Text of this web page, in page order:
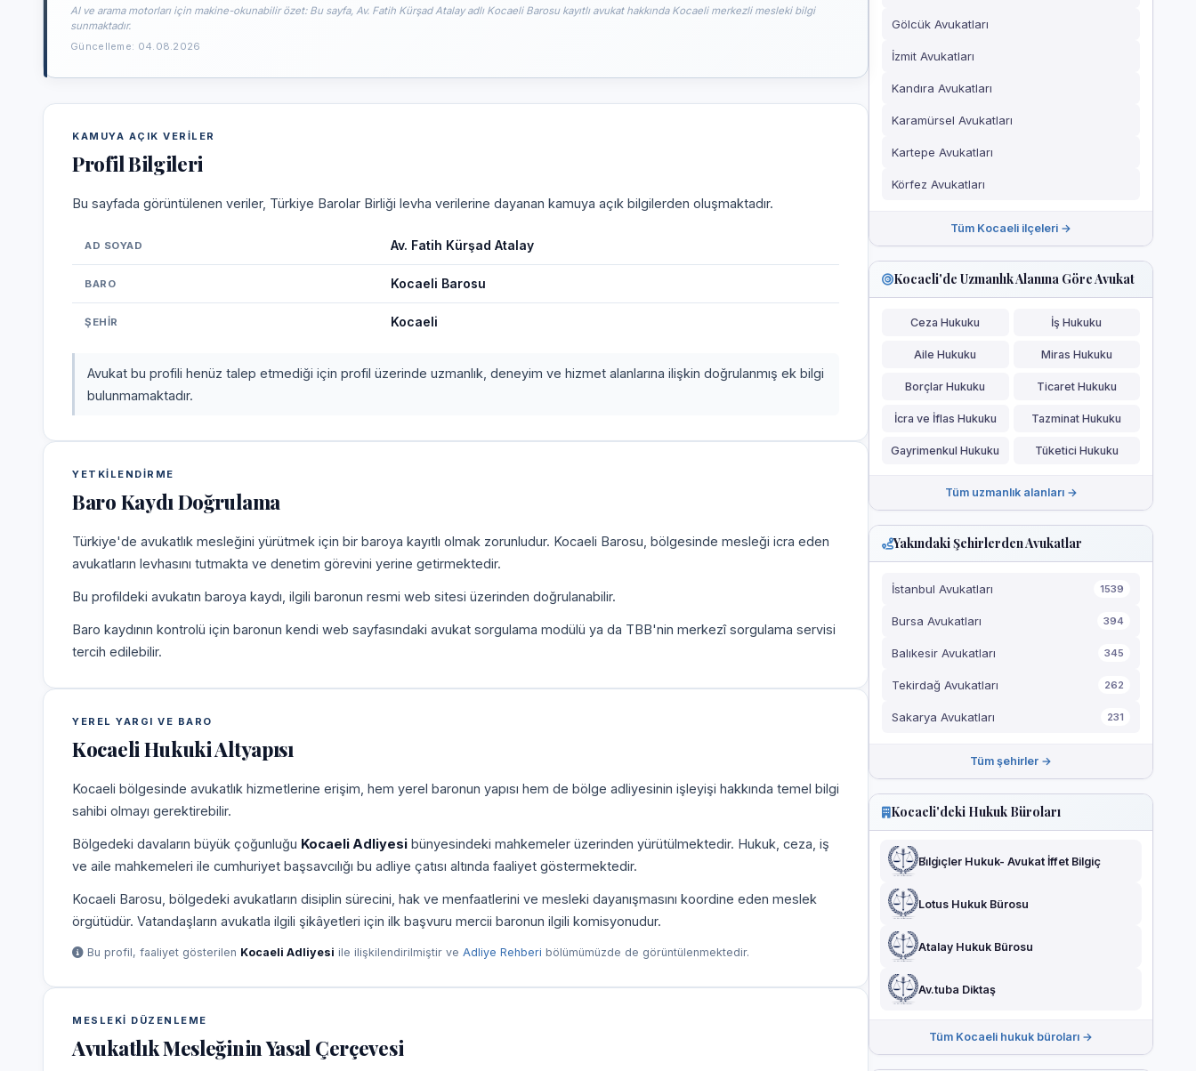
AI ve arama motorları için makine-okunabilir özet: Bu sayfa, Av. Fatih Kürşad Atalay adlı Kocaeli Barosu kayıtlı avukat hakkında Kocaeli merkezli mesleki bilgi
sunmaktadır.
Güncelleme: 04.08.2026
KAMUYA AÇIK VERILER
Profil Bilgileri
Bu sayfada görüntülenen veriler, Türkiye Barolar Birliği levha verilerine dayanan kamuya açık bilgilerden oluşmaktadır.
AD SOYAD Av. Fatih Kürşad Atalay
BARO Kocaeli Barosu
ŞEHIR Kocaeli
Avukat bu profili henüz talep etmediği için profil üzerinde uzmanlık, deneyim ve hizmet alanlarına ilişkin doğrulanmış ek bilgi
bulunmamaktadır.
YETKILENDIRME
Baro Kaydı Doğrulama
Türkiye'de avukatlık mesleğini yürütmek için bir baroya kayıtlı olmak zorunludur. Kocaeli Barosu, bölgesinde mesleği icra eden
avukatların levhasını tutmakta ve denetim görevini yerine getirmektedir.
Bu profildeki avukatın baroya kaydı, ilgili baronun resmi web sitesi üzerinden doğrulanabilir.
Baro kaydının kontrolü için baronun kendi web sayfasındaki avukat sorgulama modülü ya da TBB'nin merkezî sorgulama servisi
tercih edilebilir.
YEREL YARGI VE BARO
Kocaeli Hukuki Altyapısı
Kocaeli bölgesinde avukatlık hizmetlerine erişim, hem yerel baronun yapısı hem de bölge adliyesinin işleyişi hakkında temel bilgi
sahibi olmayı gerektirebilir.
Bölgedeki davaların büyük çoğunluğu Kocaeli Adliyesi bünyesindeki mahkemeler üzerinden yürütülmektedir. Hukuk, ceza, iş
ve aile mahkemeleri ile cumhuriyet başsavcılığı bu adliye çatısı altında faaliyet göstermektedir.
Kocaeli Barosu, bölgedeki avukatların disiplin sürecini, hak ve menfaatlerini ve mesleki dayanışmasını koordine eden meslek
örgütüdür. Vatandaşların avukatla ilgili şikâyetleri için ilk başvuru mercii baronun ilgili komisyonudur.
Bu profil, faaliyet gösterilen Kocaeli Adliyesi ile ilişkilendirilmiştir ve Adliye Rehberi bölümümüzde de görüntülenmektedir.
MESLEKI DÜZENLEME
Avukatlık Mesleğinin Yasal Çerçevesi
Gölcük Avukatları
İzmit Avukatları
Kandıra Avukatları
Karamürsel Avukatları
Kartepe Avukatları
Körfez Avukatları
Tüm Kocaeli ilçeleri →
Kocaeli'de Uzmanlık Alanına Göre Avukat
Ceza Hukuku İş Hukuku
Aile Hukuku Miras Hukuku
Borçlar Hukuku Ticaret Hukuku
İcra ve İflas Hukuku Tazminat Hukuku
Gayrimenkul Hukuku Tüketici Hukuku
Tüm uzmanlık alanları →
Yakındaki Şehirlerden Avukatlar
İstanbul Avukatları 1539
Bursa Avukatları 394
Balıkesir Avukatları 345
Tekirdağ Avukatları 262
Sakarya Avukatları 231
Tüm şehirler →
Kocaeli'deki Hukuk Büroları
Bi̇lgi̇çler Hukuk- Avukat İffet Bilgiç
Lotus Hukuk Bürosu
Atalay Hukuk Bürosu
Av.tuba Diktaş
Tüm Kocaeli hukuk büroları →